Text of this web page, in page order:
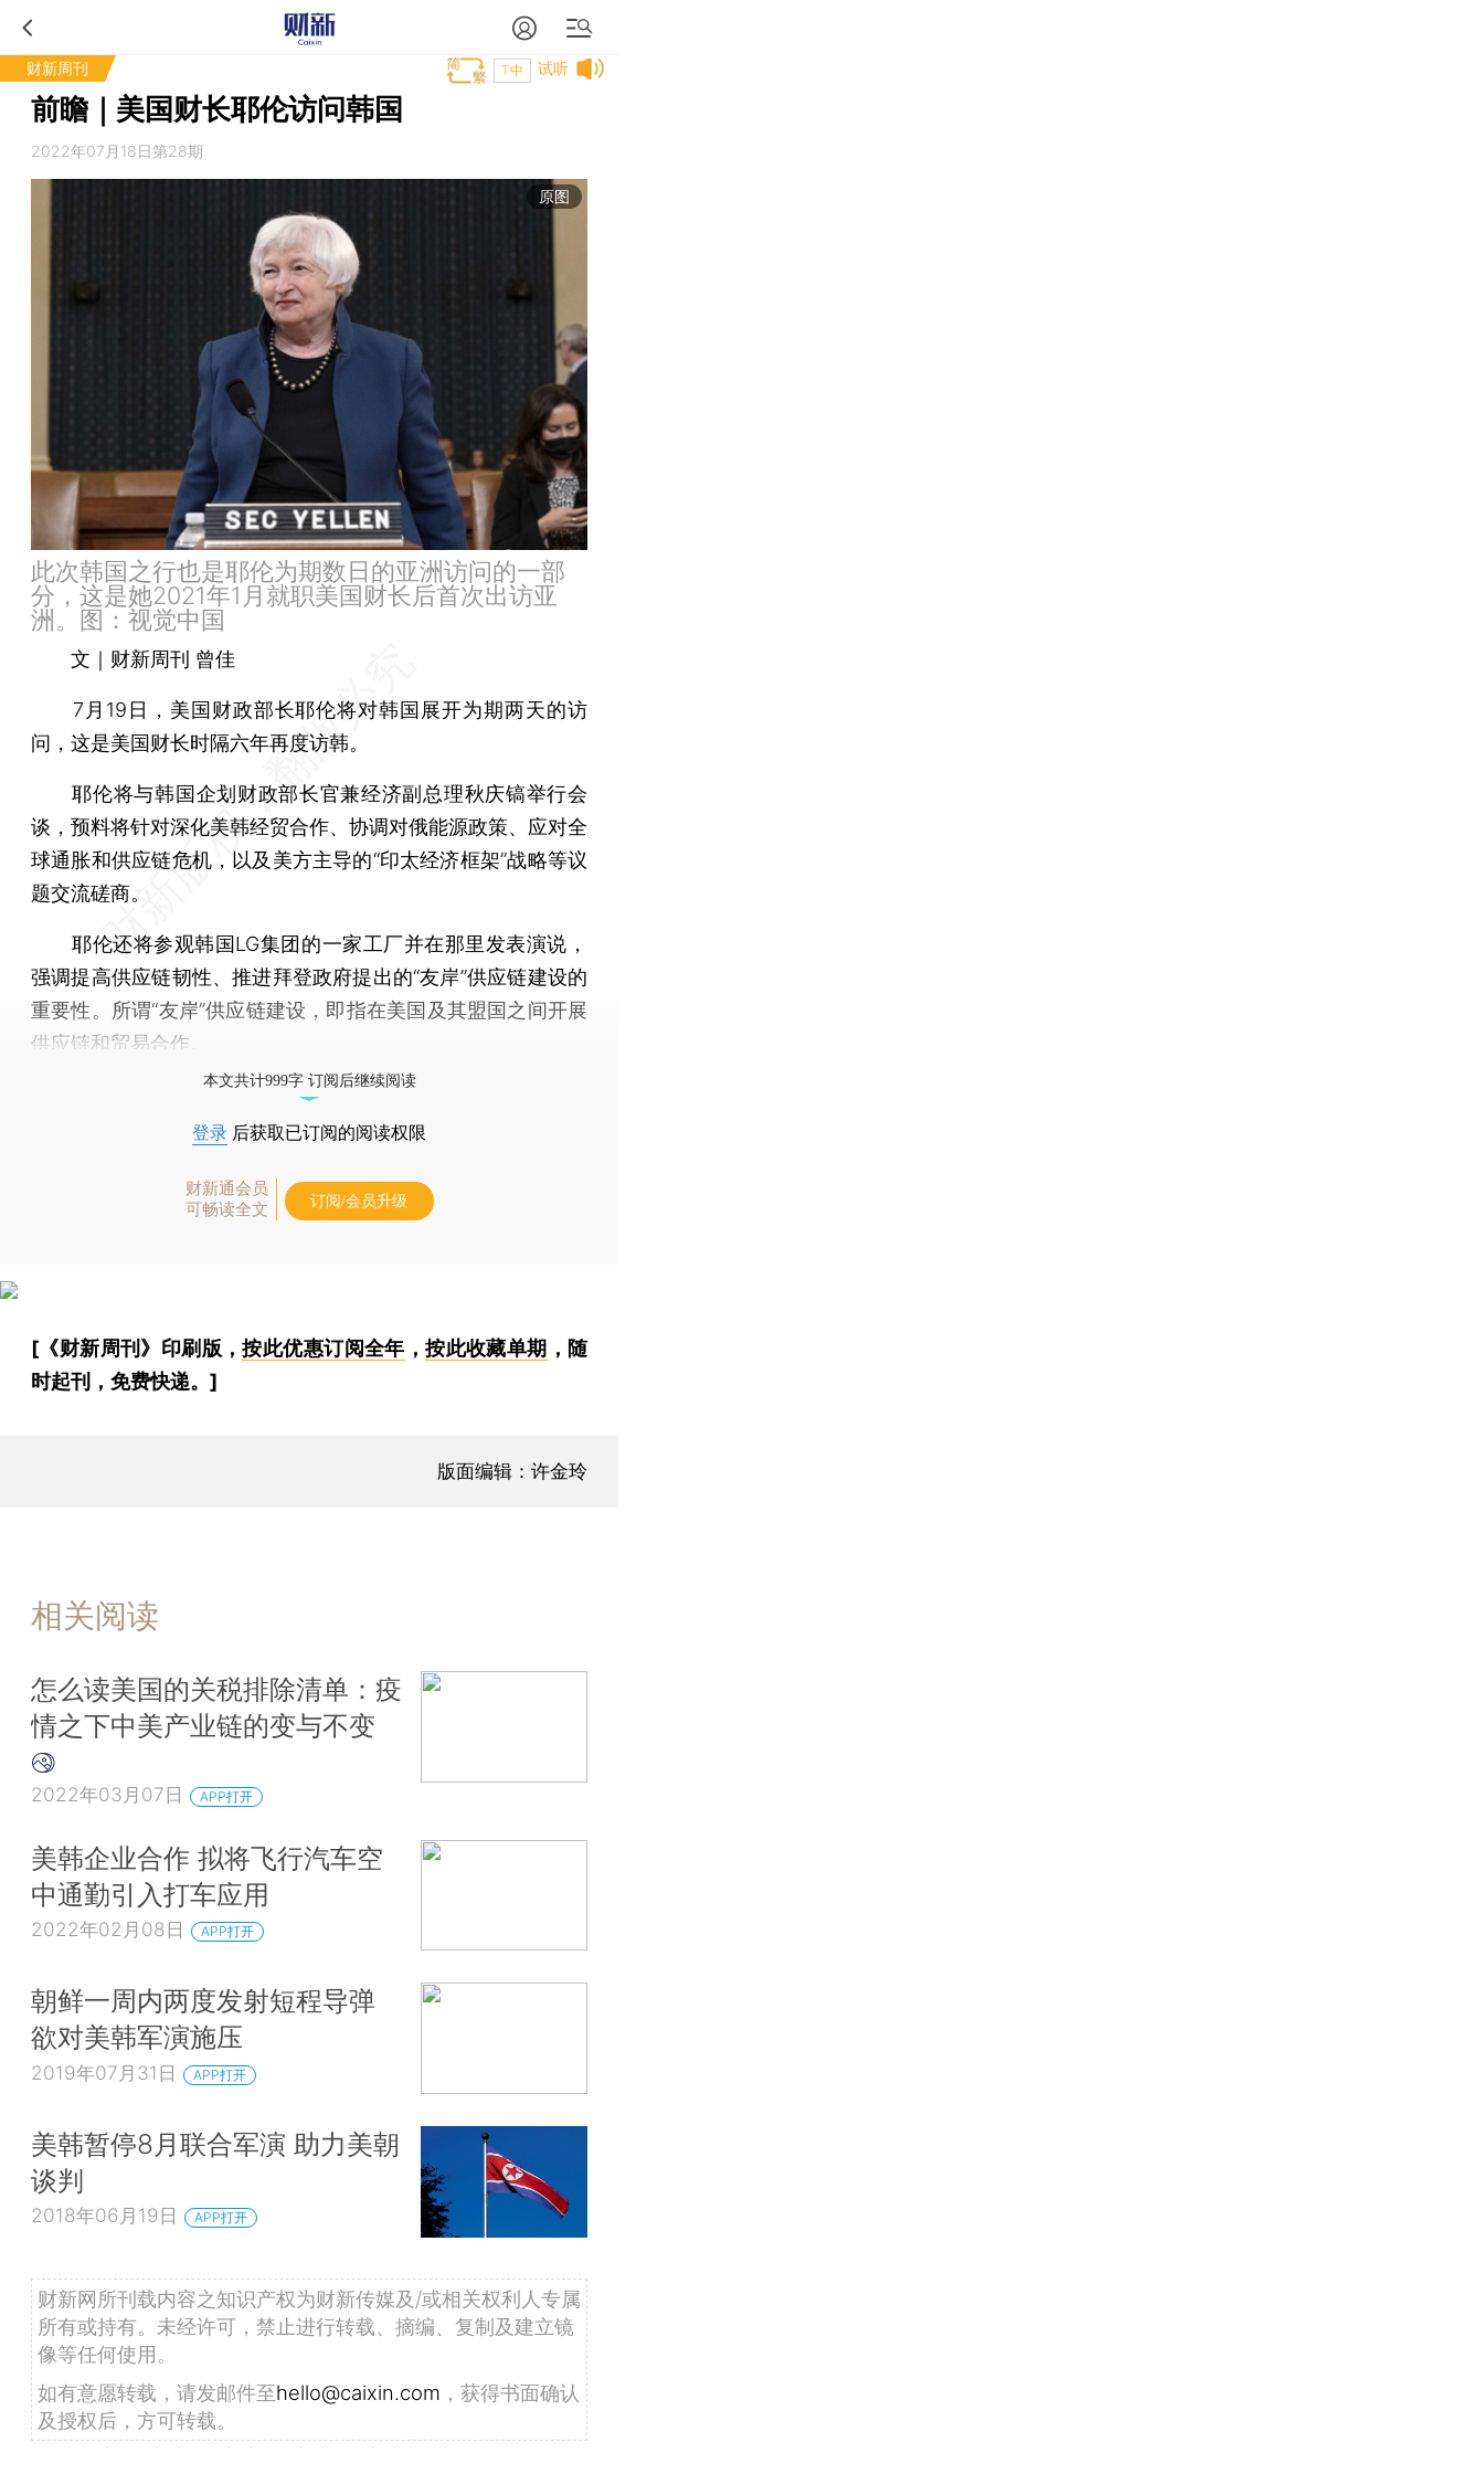
财新周刊 试听
T中
前瞻｜美国财长耶伦访问韩国
2022年07月18日第28期
原图
此次韩国之行也是耶伦为期数日的亚洲访问的一部
分，这是她2021年1月就职美国财长后首次出访亚
洲。图：视觉中国
文｜财新周刊 曾佳
7月19日，美国财政部长耶伦将对韩国展开为期两天的访
问，这是美国财长时隔六年再度访韩。
耶伦将与韩国企划财政部长官兼经济副总理秋庆镐举行会
谈，预料将针对深化美韩经贸合作、协调对俄能源政策、应对全
球通胀和供应链危机，以及美方主导的“印太经济框架”战略等议
题交流磋商。
耶伦还将参观韩国LG集团的一家工厂并在那里发表演说，
强调提高供应链韧性、推进拜登政府提出的“友岸”供应链建设的
重要性。所谓“友岸”供应链建设，即指在美国及其盟国之间开展
供应链和贸易合作。
本文共计999字 订阅后继续阅读
登录 后获取已订阅的阅读权限
财新通会员
可畅读全文
订阅/会员升级
[《财新周刊》印刷版，按此优惠订阅全年 ，按此收藏单期 ，随
时起刊，免费快递。]
版面编辑：许金玲
相关阅读
怎么读美国的关税排除清单：疫
情之下中美产业链的变与不变
2022年03月07日 APP打开
美韩企业合作 拟将飞行汽车空
中通勤引入打车应用
2022年02月08日 APP打开
朝鲜一周内两度发射短程导弹
欲对美韩军演施压
2019年07月31日 APP打开
美韩暂停8月联合军演 助力美朝
谈判
2018年06月19日 APP打开
财新网所刊载内容之知识产权为财新传媒及/或相关权利人专属
所有或持有。未经许可，禁止进行转载、摘编、复制及建立镜
像等任何使用。
如有意愿转载，请发邮件至hello@caixin.com ，获得书面确认
及授权后，方可转载。